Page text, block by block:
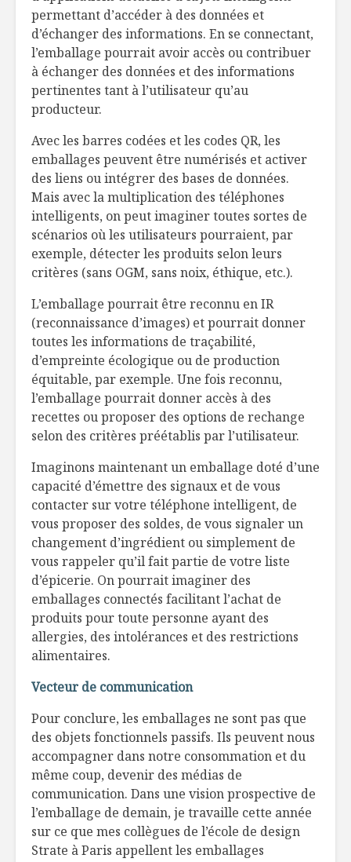
permettant d’accéder à des données et
d’échanger des informations. En se connectant,
l’emballage pourrait avoir accès ou contribuer
à échanger des données et des informations
pertinentes tant à l’utilisateur qu’au
producteur.
Avec les barres codées et les codes QR, les
emballages peuvent être numérisés et activer
des liens ou intégrer des bases de données.
Mais avec la multiplication des téléphones
intelligents, on peut imaginer toutes sortes de
scénarios où les utilisateurs pourraient, par
exemple, détecter les produits selon leurs
critères (sans OGM, sans noix, éthique, etc.).
L’emballage pourrait être reconnu en IR
(reconnaissance d’images) et pourrait donner
toutes les informations de traçabilité,
d’empreinte écologique ou de production
équitable, par exemple. Une fois reconnu,
l’emballage pourrait donner accès à des
recettes ou proposer des options de rechange
selon des critères préétablis par l’utilisateur.
Imaginons maintenant un emballage doté d’une
capacité d’émettre des signaux et de vous
contacter sur votre téléphone intelligent, de
vous proposer des soldes, de vous signaler un
changement d’ingrédient ou simplement de
vous rappeler qu’il fait partie de votre liste
d’épicerie. On pourrait imaginer des
emballages connectés facilitant l’achat de
produits pour toute personne ayant des
allergies, des intolérances et des restrictions
alimentaires.
Vecteur de communication
Pour conclure, les emballages ne sont pas que
des objets fonctionnels passifs. Ils peuvent nous
accompagner dans notre consommation et du
même coup, devenir des médias de
communication. Dans une vision prospective de
l’emballage de demain, je travaille cette année
sur ce que mes collègues de l’école de design
Strate à Paris appellent les emballages